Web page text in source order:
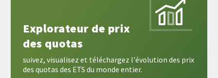
Explorateur de prix
des quotas
suivez, visualisez et téléchargez l'évolution des prix
des quotas des ETS du monde entier.